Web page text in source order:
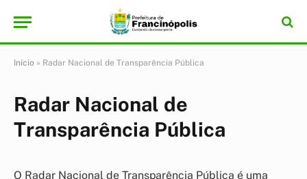
Início » Radar Nacional de Transparência Pública
Radar Nacional de
Transparência Pública
O Radar Nacional de Transparência Pública é uma